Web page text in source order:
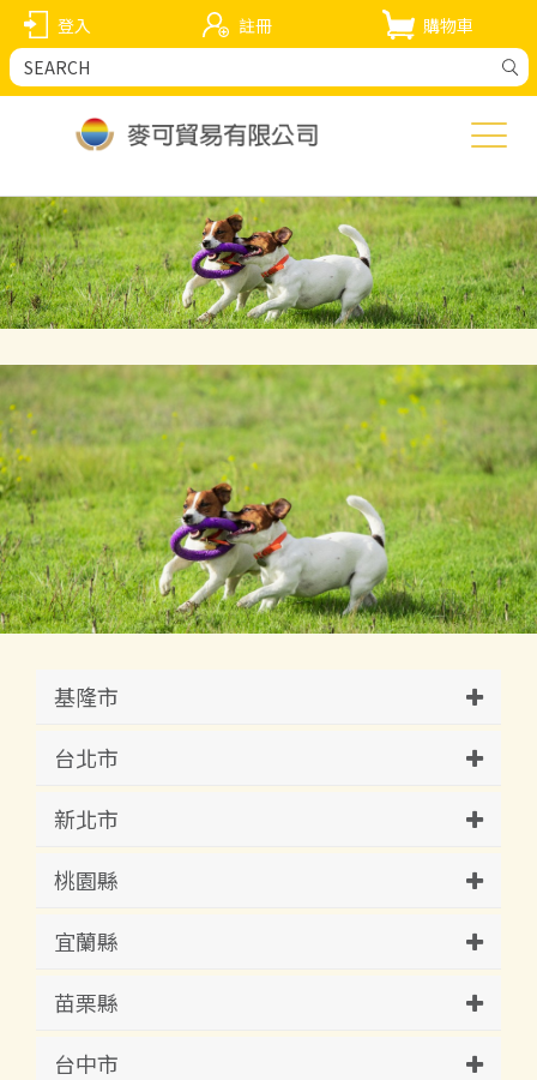
登入 註冊 購物車
基隆市
台北市
新北市
桃園縣
宜蘭縣
苗栗縣
台中市